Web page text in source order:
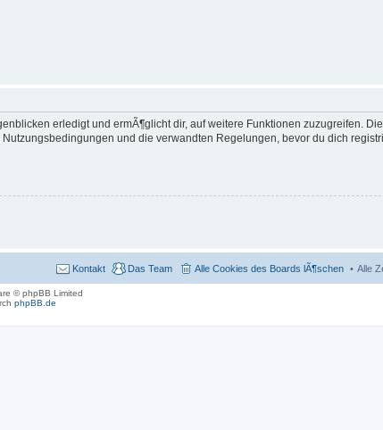
erledigt und ermÃ¶glicht dir, auf weitere Funktionen zuzugreifen.
und die verwandten Regelungen, bevor du dich
Alle
Alle Cookies des Boards lÃ¶schen
Das Team
Kontakt
© phpBB Limited
phpBB.de